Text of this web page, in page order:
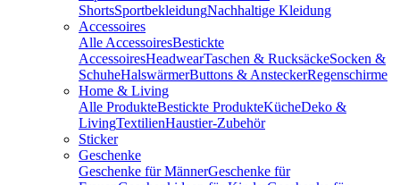
ShortsSportbekleidungNachhaltige Kleidung
Accessoires
Alle AccessoiresBestickte
AccessoiresHeadwearTaschen & RucksäckeSocken &
SchuheHalswärmerButtons & AnsteckerRegenschirme
Home & Living
Alle ProdukteBestickte ProdukteKücheDeko &
LivingTextilienHaustier-Zubehör
Sticker
Geschenke
Geschenke für MännerGeschenke für